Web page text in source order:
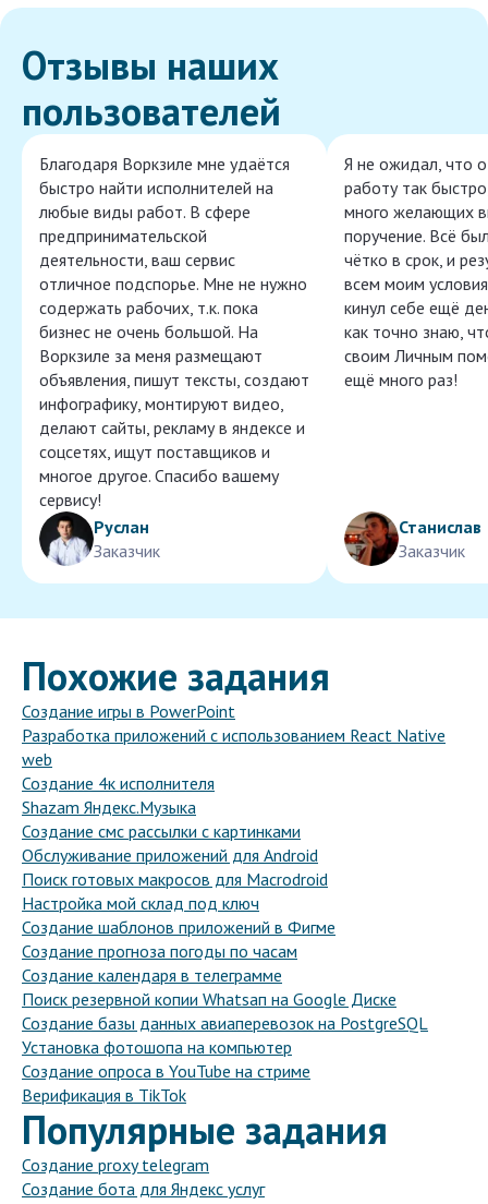
Отзывы наших
пользователей
Благодаря Воркзиле мне удаётся
быстро найти исполнителей на
любые виды работ. В сфере
предпринимательской
деятельности, ваш сервис
отличное подспорье. Мне не нужно
содержать рабочих, т.к. пока
бизнес не очень большой. На
Воркзиле за меня размещают
объявления, пишут тексты, создают
инфографику, монтируют видео,
делают сайты, рекламу в яндексе и
соцсетях, ищут поставщиков и
многое другое. Спасибо вашему
сервису!
Руслан
Заказчик
Я не ожидал, что
работу так
много желающих
поручение. Всё
чётко в срок, и
всем моим
кинул себе ещё
как точно знаю,
своим Личным
ещё много раз!
Станислав
Заказчик
Похожие задания
Создание игры в PowerPoint
Разработка приложений с использованием React Native
web
Создание 4к исполнителя
Shazam Яндекс.Музыка
Создание смс рассылки с картинками
Обслуживание приложений для Android
Поиск готовых макросов для Macrodroid
Настройка мой склад под ключ
Создание шаблонов приложений в Фигме
Создание прогноза погоды по часам
Создание календаря в телеграмме
Поиск резервной копии Whatsап на Google Диске
Создание базы данных авиаперевозок на PostgreSQL
Установка фотошопа на компьютер
Создание опроса в YouTube на стриме
Верификация в TikTok
Популярные задания
Создание proxy telegram
Создание бота для Яндекс услуг